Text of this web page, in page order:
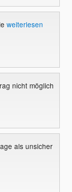
weiterlesen
nicht möglich
als unsicher